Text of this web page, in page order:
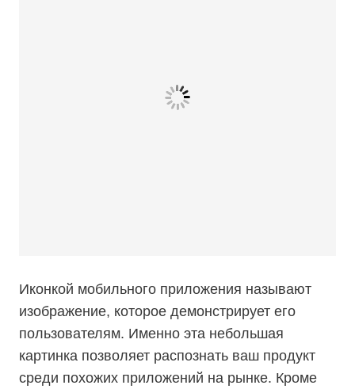
Иконкой мобильного приложения называют
изображение, которое демонстрирует его
пользователям. Именно эта небольшая
картинка позволяет распознать ваш продукт
среди похожих приложений на рынке. Кроме